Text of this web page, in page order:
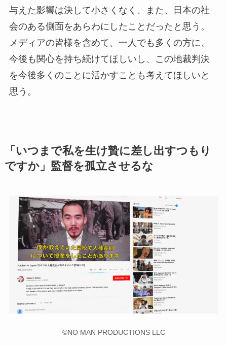
与えた影響は決して小さくなく、また、日本の社
会のある側面をあらわにしたことだったと思う。
メディアの皆様を含めて、一人でも多くの方に、
今後も関心を持ち続けてほしいし、この地裁判決
を今後多くのことに活かすことも考えてほしいと
思う。
「いつまで私を生け贄に差し出すつもり
ですか」監督を孤立させるな
©NO MAN PRODUCTIONS LLC